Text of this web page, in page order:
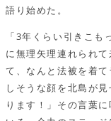
語り始めた。
「3年くらい引きこ
に無理矢理連れられ
て、なんと法被を着
しそうな顔を北島が
ります！」その言葉